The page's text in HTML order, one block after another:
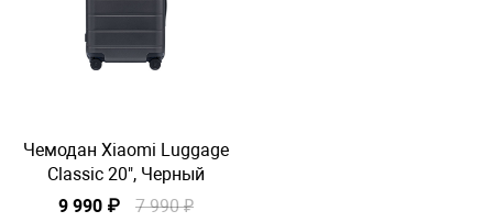
Чемодан Xiaomi Luggage
Classic 20", Черный
9 990 ₽
7 990 ₽